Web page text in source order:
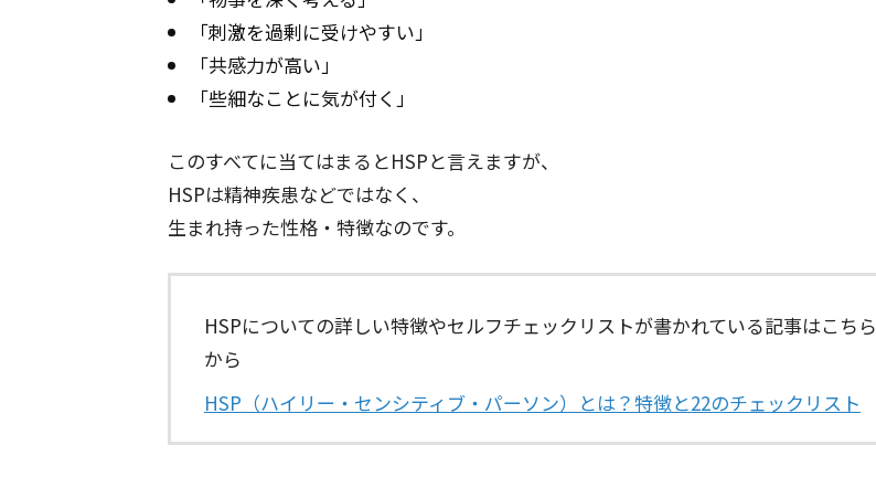
「刺激を過剰に受けやすい」
「共感力が高い」
「些細なことに気が付く」
このすべてに当てはまるとHSPと言えますが、
HSPは精神疾患などではなく、
生まれ持った性格・特徴なのです。
HSPについての詳しい特徴やセルフチェックリストが書かれている記事はこちら
から
HSP（ハイリー・センシティブ・パーソン）とは？特徴と22のチェックリスト